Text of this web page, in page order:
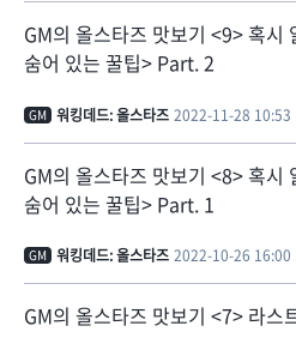
GM의 올스타즈 맛보기 <9> 혹시
숨어 있는 꿀팁> Part. 2
GM 워킹데드: 올스타즈 2022-11-28 10:53
GM의 올스타즈 맛보기 <8> 혹시
숨어 있는 꿀팁> Part. 1
GM 워킹데드: 올스타즈 2022-10-26 16:00
GM의 올스타즈 맛보기 <7> 라스